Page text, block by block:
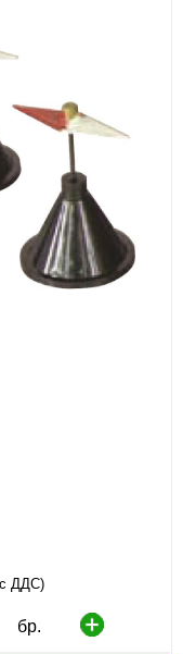
ДДС)
бр.